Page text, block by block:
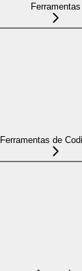
Ferramentas
Ferramentas de